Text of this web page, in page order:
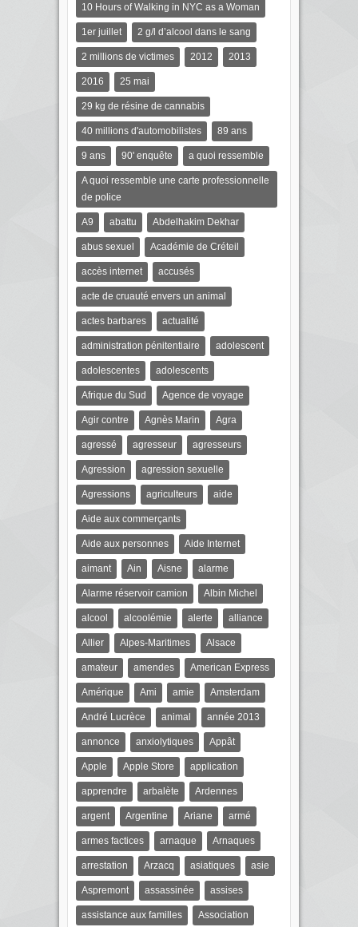
10 Hours of Walking in NYC as a Woman
1er juillet 2 g/l d’alcool dans le sang
2 millions de victimes 2012 2013
2016 25 mai
29 kg de résine de cannabis
40 millions d'automobilistes 89 ans
9 ans 90' enquête a quoi ressemble
A quoi ressemble une carte professionnelle
de police
A9 abattu Abdelhakim Dekhar
abus sexuel Académie de Créteil
accès internet accusés
acte de cruauté envers un animal
actes barbares actualité
administration pénitentiaire adolescent
adolescentes adolescents
Afrique du Sud Agence de voyage
Agir contre Agnès Marin Agra
agressé agresseur agresseurs
Agression agression sexuelle
Agressions agriculteurs aide
Aide aux commerçants
Aide aux personnes Aide Internet
aimant Ain Aisne alarme
Alarme réservoir camion Albin Michel
alcool alcoolémie alerte alliance
Allier Alpes-Maritimes Alsace
amateur amendes American Express
Amérique Ami amie Amsterdam
André Lucrèce animal année 2013
annonce anxiolytiques Appât
Apple Apple Store application
apprendre arbalète Ardennes
argent Argentine Ariane armé
armes factices arnaque Arnaques
arrestation Arzacq asiatiques asie
Aspremont assassinée assises
assistance aux familles Association